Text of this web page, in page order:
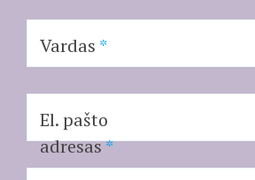
Vardas *
El. pašto
adresas*